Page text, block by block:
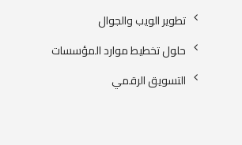
تطوير الويب والجوال
حلول تخطيط موارد المؤسسات
التسويق الرقمي